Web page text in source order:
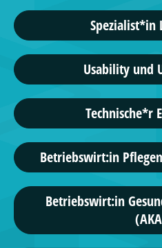
Spezialist*in
Usability und
Technische*r
Betriebswirt:in
Betriebswirt:in